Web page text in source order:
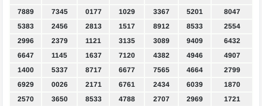
7889
7345 0177 1029 3367 5201
8047
5383
2456 2813 1517 8912 8533
2554
2996
2379 1121 3135 3089 9409
6432
6647
1145 1637 7120 4382 4946
4907
1400
5337 8717 6677 7565 4664
2799
6929
0026 2171 6761 2434 6039
1870
2570
3650 8533 4788 2707 2969
1721